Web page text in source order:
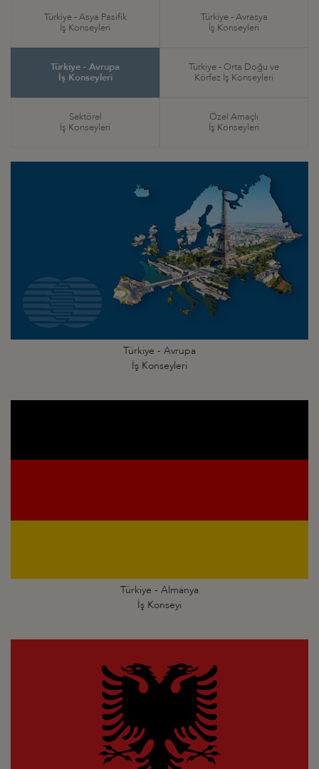
Türkiye - Asya Pasifik
İş Konseyleri
Türkiye - Avrasya
İş Konseyleri
Türkiye - Avrupa
İş Konseyleri
Türkiye - Orta Doğu ve
Körfez İş Konseyleri
Sektörel
İş Konseyleri
Özel Amaçlı
İş Konseyleri
Türkiye - Avrupa
İş Konseyleri
Türkiye - Almanya
İş Konseyi